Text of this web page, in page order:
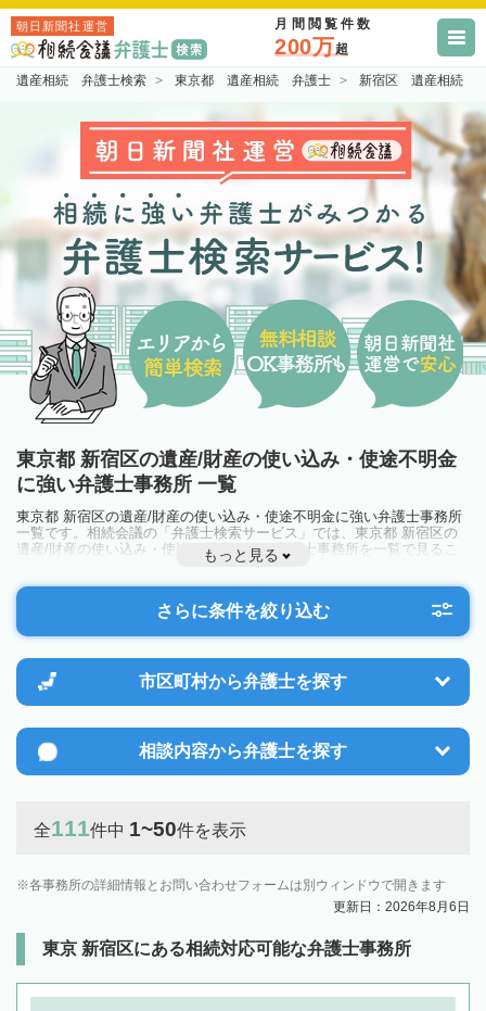
朝日新聞社運営 月間閲覧件数
200万超
遺産相続 弁護士検索 東京都 遺産相続 弁護士 新宿区 遺産相続
東京都 新宿区の遺産/財産の使い込み・使途不明金
に強い弁護士事務所 一覧
東京都 新宿区の遺産/財産の使い込み・使途不明金に強い弁護士事務所
一覧です。相続会議の「弁護士検索サービス」では、東京都 新宿区の
遺産/財産の使い込み・使途不明金に強い弁護士事務所を一覧で見るこ
とが出来ます。相続のトラブルやお悩みを抱えている方は一度近隣の弁
護士に相談してみましょう。
もっと見る
さらに条件を絞り込む
市区町村から弁護士を探す
相談内容から弁護士を探す
全111件中 1~50件を表示
各事務所の詳細情報とお問い合わせフォームは別ウィンドウで開きます
更新日：2026年8月6日
東京 新宿区にある相続対応可能な弁護士事務所